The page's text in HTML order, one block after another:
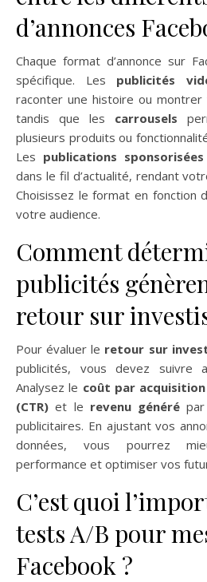
d’annonces
Chaque format d’annonce sur
spécifique. Les publicités
raconter une histoire ou
tandis que les carrousels
plusieurs produits ou
Les publications sponsorisées
dans le fil d’actualité, rendant
Choisissez le format en fonction
votre audience.
Comment
publicités
retour sur
Pour évaluer le retour sur
publicités, vous devez suivre
Analysez le coût par acquisition
(CTR) et le revenu généré
publicitaires. En ajustant vos
données, vous pourrez
performance et optimiser vos
C’est quoi
tests A/B pour
Facebook ?